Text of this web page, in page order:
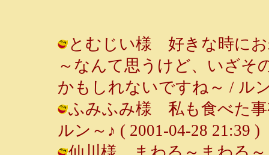
とむじい様 好きな時にお
～なんて思うけど、いざそ
かもしれないですね～ / ル
ふみふみ様 私も食べた事
ルン～♪ ( 2001-04-28 21:39 )